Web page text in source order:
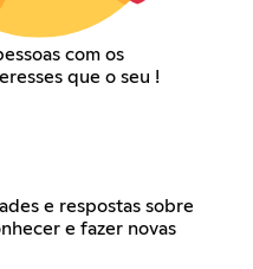
com os
que o seu !
e respostas sobre
e fazer novas